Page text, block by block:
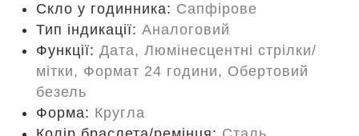
Скло у годинника: Сапфірове
Тип індикації: Аналоговий
Функції: Дата, Люмінесцентні стрілки/
мітки, Формат 24 години, Обертовий
безель
Форма: Кругла